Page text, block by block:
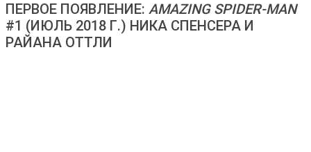
ПЕРВОЕ ПОЯВЛЕНИЕ: AMAZING SPIDER-MAN
#1 (ИЮЛЬ 2018 Г.) НИКА СПЕНСЕРА И
РАЙАНА ОТТЛИ